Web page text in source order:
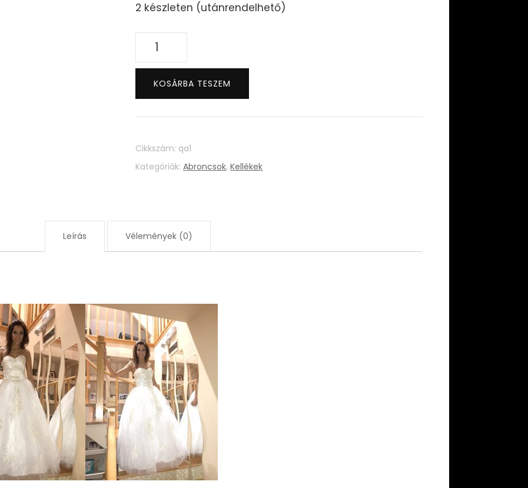
2 készleten (utánrendelhető)
Princess
Abroncs
mennyiség
KOSÁRBA TESZEM
Cikkszám: qa1
Kategóriák:Abroncsok,Kellékek
Leírás Vélemények (0)